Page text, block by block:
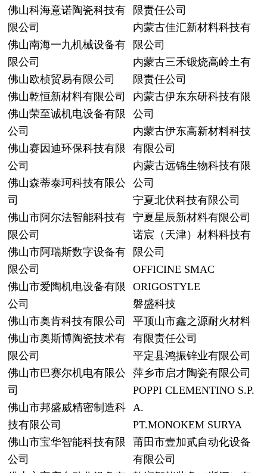
佛山科海意诺陶瓷科技有
限公司
佛山南海一九机械设备有
限公司
佛山欧桢贸易有限公司
佛山乾恒新材料有限公司
佛山荣至诚机电设备有限
公司
佛山赛因迪环保科技有限
公司
佛山森蒂泰珂科技有限公
司
佛山市阿尔法智能科技有
限公司
佛山市阿瑞斯数字设备有
限公司
佛山市爱陶机电设备有限
公司
佛山市奥肯科技有限公司
佛山市奥斯博陶瓷技术有
限公司
佛山市巴赛尔机电有限公
司
佛山市邦盛威精密制造科
技有限公司
佛山市宝华智能科技有限
公司
限责任公司
内蒙古佳汇新材料科技有
限公司
内蒙古三禾锻烧高岭土有
限责任公司
内蒙古伊东东研科技有限
公司
内蒙古伊东高新材料科技
有限公司
内蒙古远锦生物科技有限
公司
宁夏北伏科技有限公司
宁夏星辰新材料有限公司
诺宸（天津）材料科技有
限公司
OFFICINE SMAC
ORIGOSTYLE
磐盛科技
平顶山市鑫之源耐火材料
有限责任公司
平定县鸿振锌业有限公司
萍乡市启才陶瓷有限公司
POPPI CLEMENTINO S.P.
A.
PT.MONOKEM SURYA
莆田市壹加贰自动化设备
有限公司